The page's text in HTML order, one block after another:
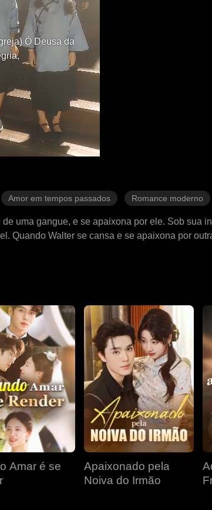
Ó Deusa da
Amor em tempos passados Romance moderno
uma gangue, e se apaixona por ele. Sob sua
Quando Walter se cansa e se apaixona por
Amar é se
Apaixonado pela
Noiva do Irmão